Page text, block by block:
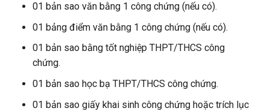
01 bản sao văn bằng 1 công chứng (nếu có).
01 bảng điểm văn bằng 1 công chứng (nếu có).
01 bản sao bằng tốt nghiệp THPT/THCS công
chứng.
01 bản sao học bạ THPT/THCS công chứng.
01 bản sao giấy khai sinh công chứng hoặc trích lục